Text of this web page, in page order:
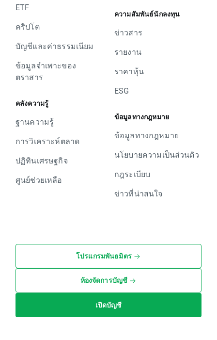
ETF
คริปโต
บัญชีและค่าธรรมเนียม
ข้อมูลจำเพาะของ
ตราสาร
คลังความรู้
ฐานความรู้
การวิเคราะห์ตลาด
ปฏิทินเศรษฐกิจ
ศูนย์ช่วยเหลือ
ความสัมพันธ์นักลงทุน
ข่าวสาร
รายงาน
ราคาหุ้น
ESG
ข้อมูลทางกฎหมาย
ข้อมูลทางกฎหมาย
นโยบายความเป็นส่วนตัว
กฎระเบียบ
ข่าวที่น่าสนใจ
โปรแกรมพันธมิตร
ห้องจัดการบัญชี
เปิดบัญชี